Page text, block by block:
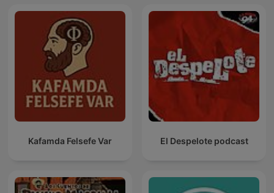
Kafamda Felsefe Var El Despelote podcast